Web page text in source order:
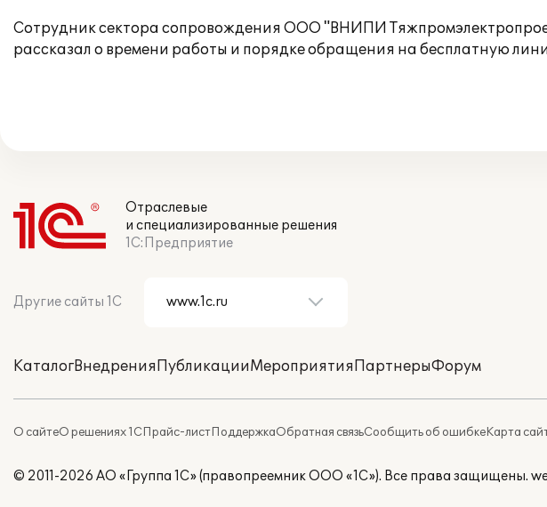
Сотрудник сектора сопровождения ООО "ВНИПИ
рассказал о времени работы и порядке обращения на бесплатную
Отраслевые
и специализированные решения
1С:Предприятие
Другие сайты 1С
КаталогВнедренияПубликацииМероприятияПартнерыФорум
О сайтеО решениях 1СПрайс-листПоддержкаОбратная связьСообщить об ошибкеКарта
© 2011-2026 АО «Группа 1С» (правопреемник ООО «1С»). Все права защищены.